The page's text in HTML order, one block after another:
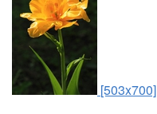
[503x700]